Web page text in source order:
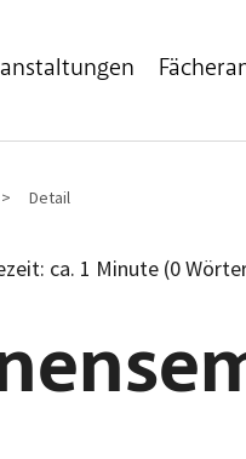
Detail
ca. 1 Minute (0